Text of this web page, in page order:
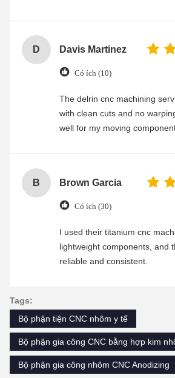
D Davis Martinez
Có ích (10)
The delrin cnc machining
with clean cuts and no
well for my moving
B Brown Garcia
Có ích (30)
I used their titanium cnc
lightweight components, and
reliable and consistent.
Tags:
Bộ phận tiện CNC nhôm y tế
Bộ phận gia công CNC bằng hợp kim
Bộ phận gia công nhôm CNC Anodizing